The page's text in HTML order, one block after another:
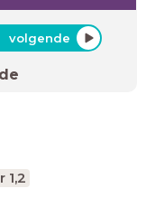
volgende
1,2